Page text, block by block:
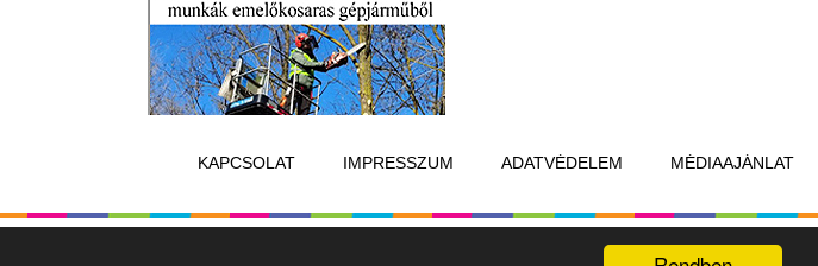
KAPCSOLAT IMPRESSZUM ADATVÉDELEM MÉDIAAJÁNLAT